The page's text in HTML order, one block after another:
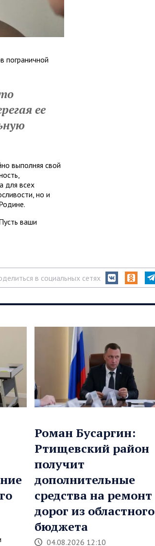
пограничной
ее
выполняя свой
для всех
но и
ваши
в социальных сетях
Роман Бусаргин:
Ртищевский район
получит
дополнительные
средства на ремонт
дорог из областного
бюджета
04.08.2026 12:10